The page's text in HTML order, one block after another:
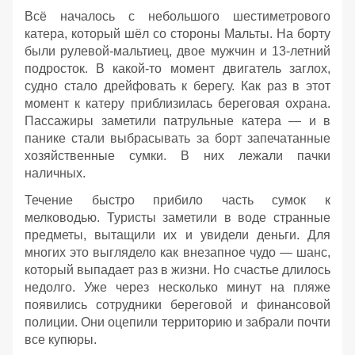
Всё началось с небольшого шестиметрового
катера, который шёл со стороны Мальты. На борту
были рулевой‑мальтиец, двое мужчин и 13‑летний
подросток. В какой‑то момент двигатель заглох,
судно стало дрейфовать к берегу. Как раз в этот
момент к катеру приблизилась береговая охрана.
Пассажиры заметили патрульные катера — и в
панике стали выбрасывать за борт запечатанные
хозяйственные сумки. В них лежали пачки
наличных.
Течение быстро прибило часть сумок к
мелководью. Туристы заметили в воде странные
предметы, вытащили их и увидели деньги. Для
многих это выглядело как внезапное чудо — шанс,
который выпадает раз в жизни. Но счастье длилось
недолго. Уже через несколько минут на пляже
появились сотрудники береговой и финансовой
полиции. Они оцепили территорию и забрали почти
все купюры.